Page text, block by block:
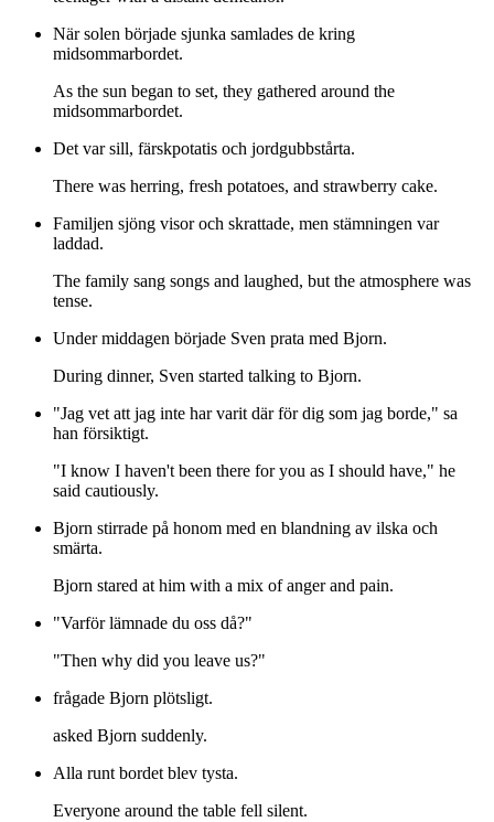
När solen började sjunka samlades de kring
midsommarbordet.
As the sun began to set, they gathered around the
midsommarbordet.
Det var sill, färskpotatis och jordgubbstårta.
There was herring, fresh potatoes, and strawberry cake.
Familjen sjöng visor och skrattade, men stämningen var
laddad.
The family sang songs and laughed, but the atmosphere was
tense.
Under middagen började Sven prata med Bjorn.
During dinner, Sven started talking to Bjorn.
"Jag vet att jag inte har varit där för dig som jag borde," sa
han försiktigt.
"I know I haven't been there for you as I should have," he
said cautiously.
Bjorn stirrade på honom med en blandning av ilska och
smärta.
Bjorn stared at him with a mix of anger and pain.
"Varför lämnade du oss då?"
"Then why did you leave us?"
frågade Bjorn plötsligt.
asked Bjorn suddenly.
Alla runt bordet blev tysta.
Everyone around the table fell silent.